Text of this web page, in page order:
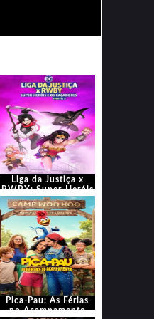
Liga da Justiça x
RWBY: Super-Heróis
e Caçadores – Parte 2
Pica-Pau: As Férias
no Acampamento